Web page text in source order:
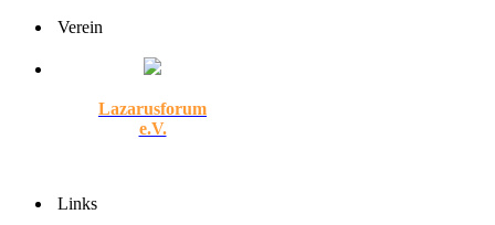
Verein
Lazarusforum
e.V.
Links